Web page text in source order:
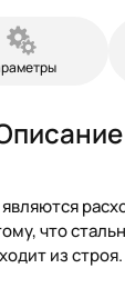
что
из строя.